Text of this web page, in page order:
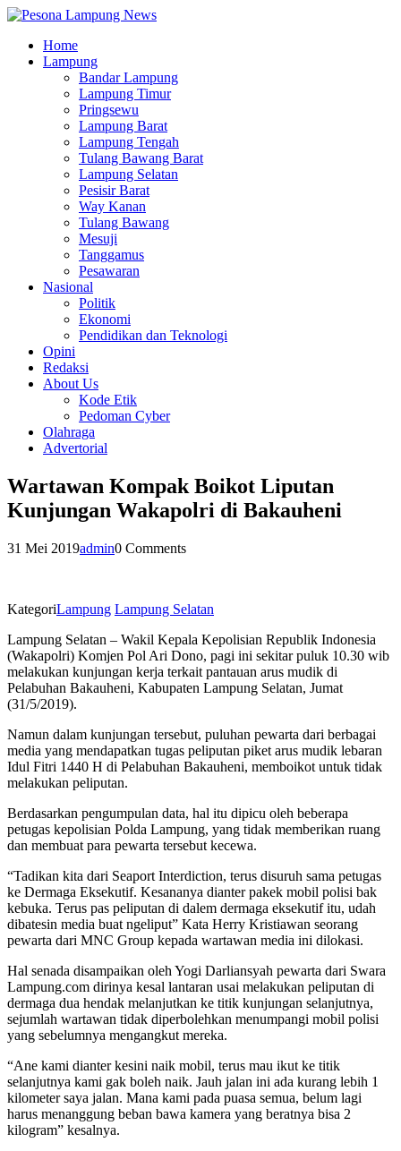
Home
Lampung
Bandar Lampung
Lampung Timur
Pringsewu
Lampung Barat
Lampung Tengah
Tulang Bawang Barat
Lampung Selatan
Pesisir Barat
Way Kanan
Tulang Bawang
Mesuji
Tanggamus
Pesawaran
Nasional
Politik
Ekonomi
Pendidikan dan Teknologi
Opini
Redaksi
About Us
Kode Etik
Pedoman Cyber
Olahraga
Advertorial
Wartawan Kompak Boikot Liputan
Kunjungan Wakapolri di Bakauheni
31 Mei 2019admin0 Comments
KategoriLampung Lampung Selatan
Lampung Selatan – Wakil Kepala Kepolisian Republik Indonesia
(Wakapolri) Komjen Pol Ari Dono, pagi ini sekitar puluk 10.30 wib
melakukan kunjungan kerja terkait pantauan arus mudik di
Pelabuhan Bakauheni, Kabupaten Lampung Selatan, Jumat
(31/5/2019).
Namun dalam kunjungan tersebut, puluhan pewarta dari berbagai
media yang mendapatkan tugas peliputan piket arus mudik lebaran
Idul Fitri 1440 H di Pelabuhan Bakauheni, memboikot untuk tidak
melakukan peliputan.
Berdasarkan pengumpulan data, hal itu dipicu oleh beberapa
petugas kepolisian Polda Lampung, yang tidak memberikan ruang
dan membuat para pewarta tersebut kecewa.
“Tadikan kita dari Seaport Interdiction, terus disuruh sama petugas
ke Dermaga Eksekutif. Kesananya dianter pakek mobil polisi bak
kebuka. Terus pas peliputan di dalem dermaga eksekutif itu, udah
dibatesin media buat ngeliput” Kata Herry Kristiawan seorang
pewarta dari MNC Group kepada wartawan media ini dilokasi.
Hal senada disampaikan oleh Yogi Darliansyah pewarta dari Swara
Lampung.com dirinya kesal lantaran usai melakukan peliputan di
dermaga dua hendak melanjutkan ke titik kunjungan selanjutnya,
sejumlah wartawan tidak diperbolehkan menumpangi mobil polisi
yang sebelumnya mengangkut mereka.
“Ane kami dianter kesini naik mobil, terus mau ikut ke titik
selanjutnya kami gak boleh naik. Jauh jalan ini ada kurang lebih 1
kilometer saya jalan. Mana kami pada puasa semua, belum lagi
harus menanggung beban bawa kamera yang beratnya bisa 2
kilogram” kesalnya.